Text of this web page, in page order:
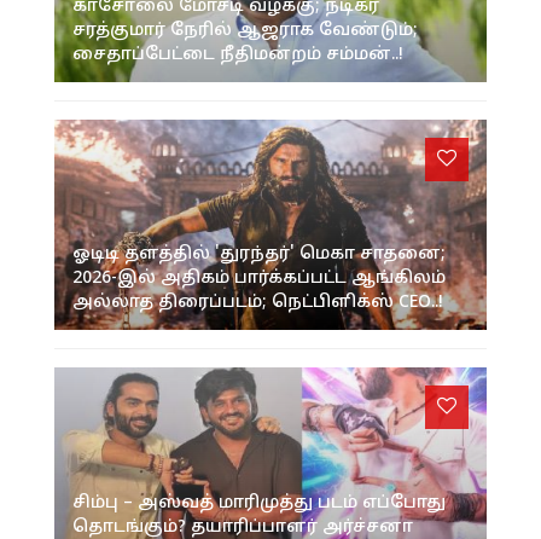
காசோலை மோசடி வழக்கு; நடிகர்
சரத்குமார் நேரில் ஆஜராக வேண்டும்;
சைதாப்பேட்டை நீதிமன்றம் சம்மன்..!
ஓடிடி தளத்தில் 'துரந்தர்' மெகா சாதனை;
2026-இல் அதிகம் பார்க்கப்பட்ட ஆங்கிலம்
அல்லாத திரைப்படம்; நெட்பிளிக்ஸ் CEO..!
சிம்பு – அஸ்வத் மாரிமுத்து படம் எப்போது
தொடங்கும்? தயாரிப்பாளர் அர்ச்சனா